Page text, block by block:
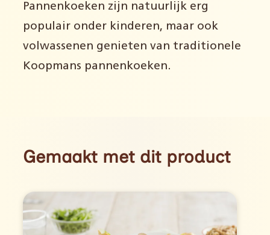
Pannenkoeken zijn natuurlijk erg
populair onder kinderen, maar ook
volwassenen genieten van traditionele
Koopmans pannenkoeken.
Gemaakt met dit product